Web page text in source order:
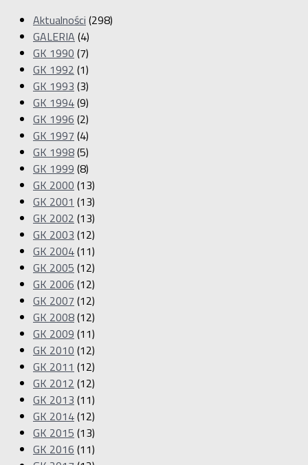
Aktualności (298)
GALERIA (4)
GK 1990 (7)
GK 1992 (1)
GK 1993 (3)
GK 1994(9)
GK 1996 (2)
GK 1997 (4)
GK 1998(5)
GK 1999 (8)
GK 2000 (13)
GK 2001 (13)
GK 2002 (13)
GK 2003 (12)
GK 2004(11)
GK 2005 (12)
GK 2006 (12)
GK 2007 (12)
GK 2008(12)
GK 2009 (11)
GK 2010 (12)
GK 2011 (12)
GK 2012 (12)
GK 2013 (11)
GK 2014(12)
GK 2015 (13)
GK 2016 (11)